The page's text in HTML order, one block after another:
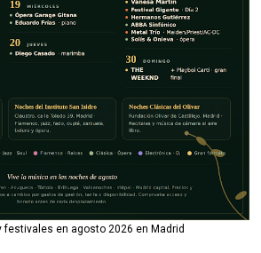
festivales en agosto 2026 en Madrid